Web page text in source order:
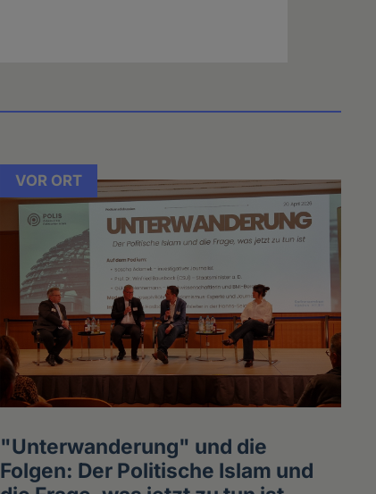
VOR ORT
"Unterwanderung" und die
Folgen: Der Politische Islam und